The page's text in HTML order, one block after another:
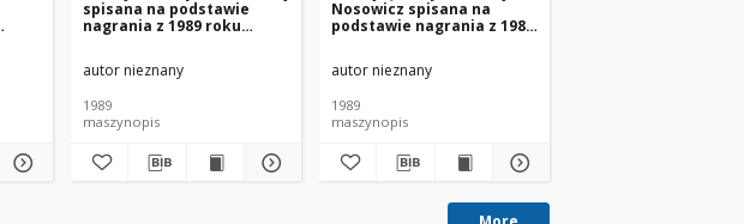
spisana na podstawie
nagrania z 1989 roku
autor nieznany
1989
maszynopis
Nosowicz spisana na
podstawie nagrania z 1989
autor nieznany
1989
maszynopis